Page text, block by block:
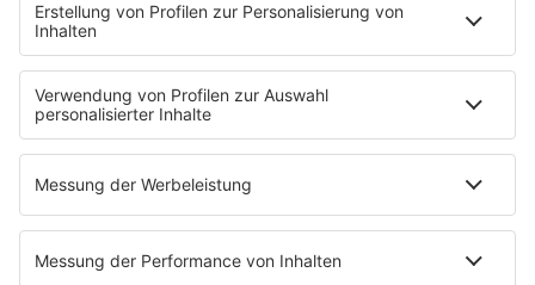
Joan Jett & the Blackhearts - I love Rock
06.01.2025
INFO